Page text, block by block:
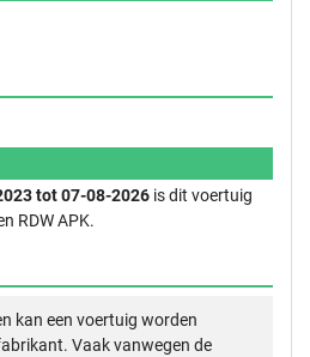
tot 07-08-2026 is dit voertuig
RDW APK.
kan een voertuig worden
Vaak vanwegen de